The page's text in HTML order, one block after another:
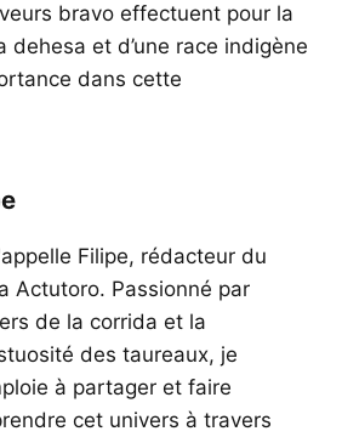
bravo effectuent pour la
dehesa et d’une race indigène
dans cette
Filipe, rédacteur du
Actutoro. Passionné par
de la corrida et la
des taureaux, je
à partager et faire
cet univers à travers